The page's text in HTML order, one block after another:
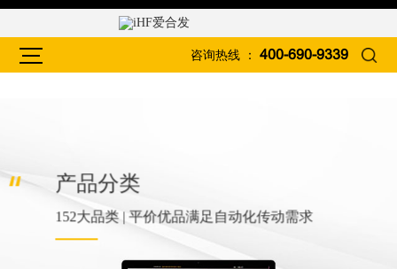
咨询热线 ： 400-690-9339
产品分类
152大品类 | 平价优品满足自动化传动需求